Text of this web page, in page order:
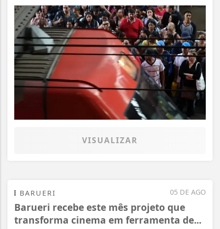
VISUALIZAR
05 DE AGO
BARUERI
Barueri recebe este mês projeto que
transforma cinema em ferramenta de...